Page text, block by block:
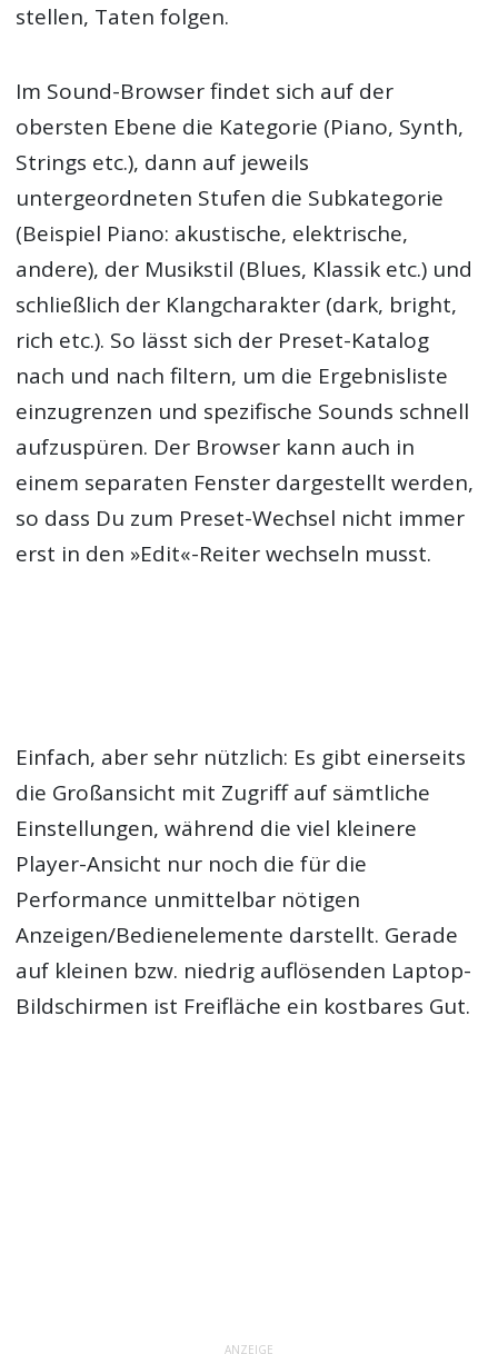
stellen, Taten folgen.
Im Sound-Browser findet sich auf der
obersten Ebene die Kategorie (Piano, Synth,
Strings etc.), dann auf jeweils
untergeordneten Stufen die Subkategorie
(Beispiel Piano: akustische, elektrische,
andere), der Musikstil (Blues, Klassik etc.) und
schließlich der Klangcharakter (dark, bright,
rich etc.). So lässt sich der Preset-Katalog
nach und nach filtern, um die Ergebnisliste
einzugrenzen und spezifische Sounds schnell
aufzuspüren. Der Browser kann auch in
einem separaten Fenster dargestellt werden,
so dass Du zum Preset-Wechsel nicht immer
erst in den »Edit«-Reiter wechseln musst.
Einfach, aber sehr nützlich: Es gibt einerseits
die Großansicht mit Zugriff auf sämtliche
Einstellungen, während die viel kleinere
Player-Ansicht nur noch die für die
Performance unmittelbar nötigen
Anzeigen/Bedienelemente darstellt. Gerade
auf kleinen bzw. niedrig auflösenden Laptop-
Bildschirmen ist Freifläche ein kostbares Gut.
ANZEIGE